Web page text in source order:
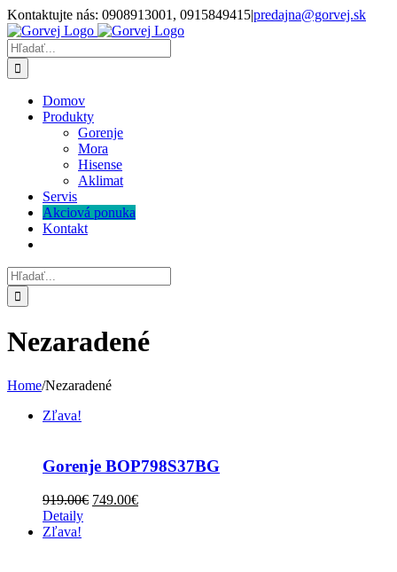
Skip
to
content
Kontaktujte nás: 0908913001, 0915849415|predajna@gorvej.sk
Hľadať:
Domov
Produkty
Gorenje
Mora
Hisense
Aklimat
Servis
Akciová ponuka
Kontakt
Hľadať:
Nezaradené
Home/Nezaradené
Zľava!
Gorenje BOP798S37BG
919.00€ 749.00€
Detaily
Zľava!